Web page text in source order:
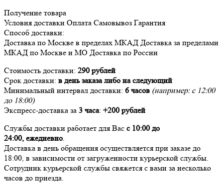
Получение товара
Условия доставки Оплата Самовывоз Гарантия
Способ доставки:
Доставка по Москве в пределах МКАД Доставка за пределами
МКАД по Москве и МО Доставка по России
Стоимость доставки: 290 рублей
Срок доставки: в день заказа либо на следующий
Минимальный интервал доставки: 6 часов (например: с 12:00
до 18:00)
Экспресс-доставка за 3 часа: +200 рублей
Службы доставки работает для Вас с 10:00 до
24:00, ежедневно.
Доставка в день обращения осуществляется при заказе до
18:00, в зависимости от загруженности курьерской службы.
Сотрудник курьерской службы свяжется с вами за несколько
часов до приезда.